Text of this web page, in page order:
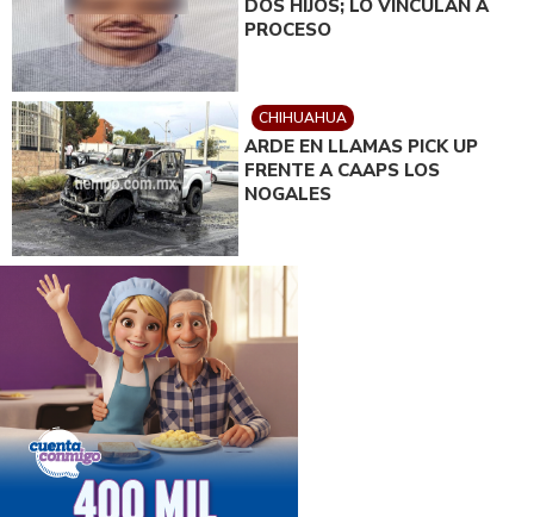
DOS HIJOS; LO VINCULAN A
PROCESO
CHIHUAHUA
ARDE EN LLAMAS PICK UP
FRENTE A CAAPS LOS
NOGALES